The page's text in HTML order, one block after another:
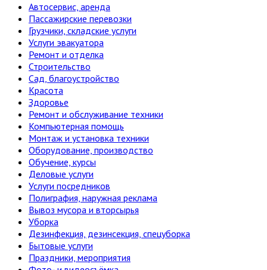
Автосервис, аренда
Пассажирские перевозки
Грузчики, складские услуги
Услуги эвакуатора
Ремонт и отделка
Строительство
Сад, благоустройство
Красота
Здоровье
Ремонт и обслуживание техники
Компьютерная помощь
Монтаж и установка техники
Оборудование, производство
Обучение, курсы
Деловые услуги
Услуги посредников
Полиграфия, наружная реклама
Вывоз мусора и вторсырья
Уборка
Дезинфекция, дезинсекция, спецуборка
Бытовые услуги
Праздники, мероприятия